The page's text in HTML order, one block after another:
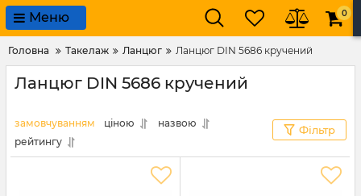
Меню 0
Головна Такелаж Ланцюг Ланцюг DIN 5686 кручений
Ланцюг DIN 5686 кручений
замовчуванням ціною
назвою
рейтингу
Фільтр